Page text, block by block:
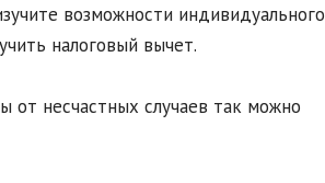
возможности индивидуального
налоговый вычет.
от несчастных случаев так можно